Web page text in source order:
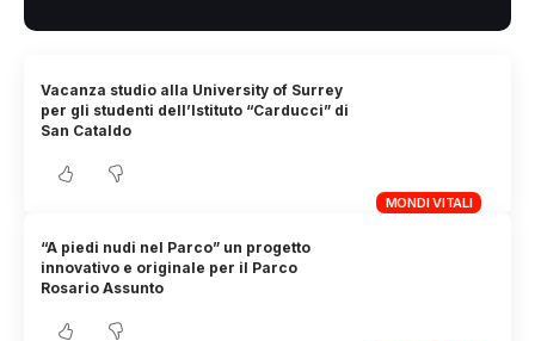
MONDI VITALI
Vacanza studio alla University of Surrey
per gli studenti dell’Istituto “Carducci” di
San Cataldo
“A piedi nudi nel Parco” un progetto
innovativo e originale per il Parco
Rosario Assunto